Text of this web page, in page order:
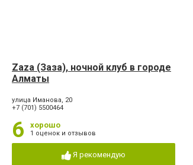
Zaza (Заза), ночной клуб в городе
Алматы
улица Иманова, 20
+7 (701) 5500464
6 хорошо
1 оценок и отзывов
Я рекомендую